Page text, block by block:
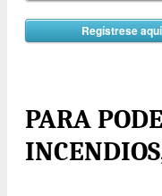
Regístrese aquí
PARA